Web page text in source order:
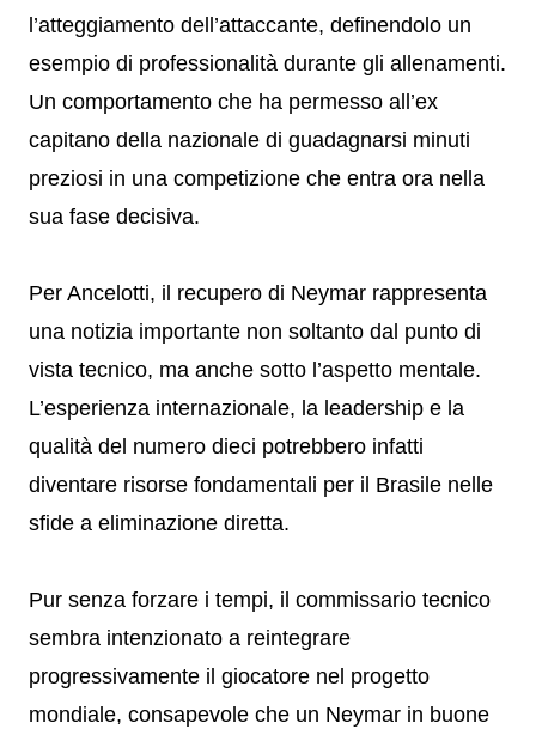
l’atteggiamento dell’attaccante, definendolo un
esempio di professionalità durante gli allenamenti.
Un comportamento che ha permesso all’ex
capitano della nazionale di guadagnarsi minuti
preziosi in una competizione che entra ora nella
sua fase decisiva.
Per Ancelotti, il recupero di Neymar rappresenta
una notizia importante non soltanto dal punto di
vista tecnico, ma anche sotto l’aspetto mentale.
L’esperienza internazionale, la leadership e la
qualità del numero dieci potrebbero infatti
diventare risorse fondamentali per il Brasile nelle
sfide a eliminazione diretta.
Pur senza forzare i tempi, il commissario tecnico
sembra intenzionato a reintegrare
progressivamente il giocatore nel progetto
mondiale, consapevole che un Neymar in buone